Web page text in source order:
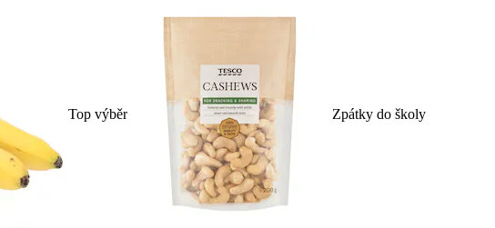
Top výběr Zpátky do školy